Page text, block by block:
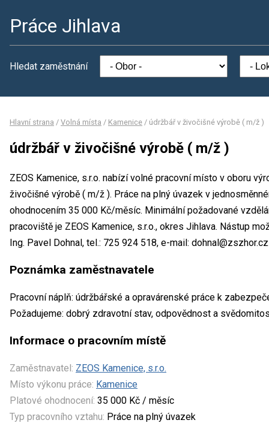
Práce Jihlava
Hledat zaměstnání
Hlavní strana / Volná místa / Kamenice / údržbář v živočišné výrobě ( m/ž )
údržbář v živočišné výrobě ( m/ž )
ZEOS Kamenice, s.r.o. nabízí volné pracovní místo v oboru
živočišné výrobě ( m/ž ). Práce na plný úvazek v
ohodnocením 35 000 Kč/měsíc. Minimální požadované
pracoviště je ZEOS Kamenice, s.r.o., okres Jihlava. Nástup
Ing. Pavel Dohnal, tel.: 725 924 518, e-mail:
Poznámka zaměstnavatele
Pracovní náplň: údržbářské a opravárenské práce k
Požadujeme: dobrý zdravotní stav, odpovědnost a
Informace o pracovním místě
Zaměstnavatel: ZEOS Kamenice, s.r.o.
Místo výkonu práce: Kamenice
Platové ohodnocení: 35 000 Kč / měsíc
Typ pracovního vztahu: Práce na plný úvazek